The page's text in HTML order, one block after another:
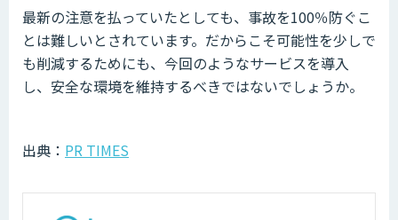
最新の注意を払っていたとしても、事故を100％防ぐこ
とは難しいとされています。だからこそ可能性を少しで
も削減するためにも、今回のようなサービスを導入
し、安全な環境を維持するべきではないでしょうか。
出典： PR TIMES